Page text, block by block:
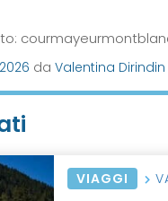
da Valentina Dirindin
VIAGGI